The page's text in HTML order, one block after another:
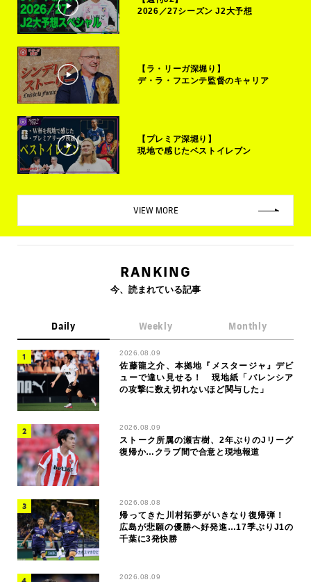
2026／27シーズン J2大予想
【ラ・リーガ深堀り】
デ・ラ・フエンテ監督のキャリア
【プレミア深堀り】
現地で感じたベストイレブン
VIEW MORE
RANKING
今、読まれている記事
Daily Weekly Monthly
2026.08.09
佐藤龍之介、本拠地『メスタージャ』デビ
ューで違い見せる！ 現地紙「バレンシア
の攻撃に数え切れないほど関与した」
2026.08.09
ストーク所属の瀬古樹、2年ぶりのJリーグ
復帰か…クラブ間で合意と現地報道
2026.08.08
帰ってきた川村拓夢がいきなり復帰弾！
広島が悲願の優勝へ好発進…17季ぶりJ1の
千葉に3発快勝
2026.08.09